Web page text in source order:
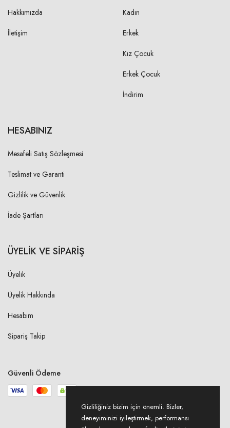
Hakkımızda
İletişim
Kadın
Erkek
Kız Çocuk
Erkek Çocuk
İndirim
HESABINIZ
Mesafeli Satış Sözleşmesi
Teslimat ve Garanti
Gizlilik ve Güvenlik
İade Şartları
ÜYELİK VE SİPARİŞ
Üyelik
Üyelik Hakkında
Hesabım
Sipariş Takip
Güvenli Ödeme
Gizliliğiniz bizim için önemli. Bizler,
deneyiminizi iyileştirmek, performansı